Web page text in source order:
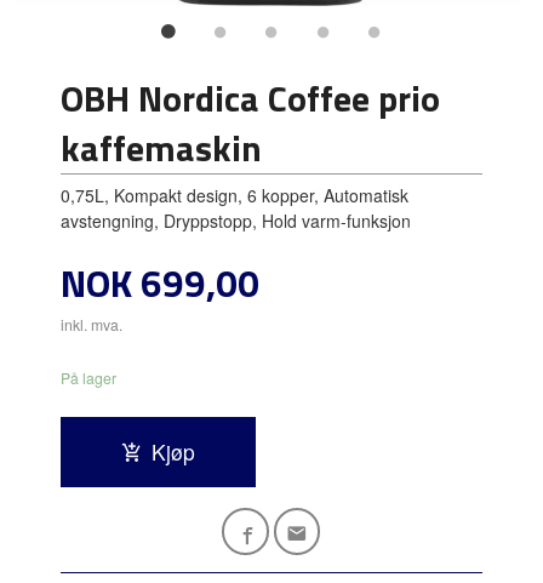
OBH Nordica Coffee prio
kaffemaskin
0,75L, Kompakt design, 6 kopper, Automatisk
avstengning, Dryppstopp, Hold varm-funksjon
Pris
NOK699,00
inkl. mva.
På lager
Kjøp